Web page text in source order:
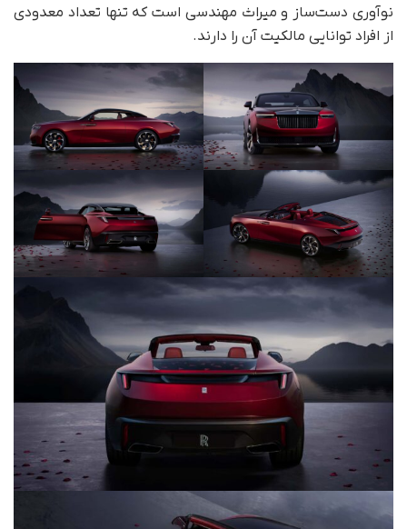
نوآوری دست‌ساز و میراث مهندسی‌ است که تنها تعداد معدودی
از افراد توانایی مالکیت آن را دارند.